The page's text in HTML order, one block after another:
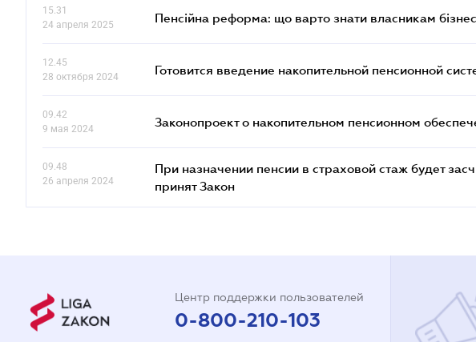
15.31
24 апреля 2025
Пенсійна реформа: що варто знати власникам
12.45
28 октября 2024
Готовится введение накопительной пенсионной
09.42
9 мая 2024
Законопроект о накопительном пенсионном
09.48
26 апреля 2024
При назначении пенсии в страховой стаж будет
принят Закон
Центр поддержки пользователей
0-800-210-103